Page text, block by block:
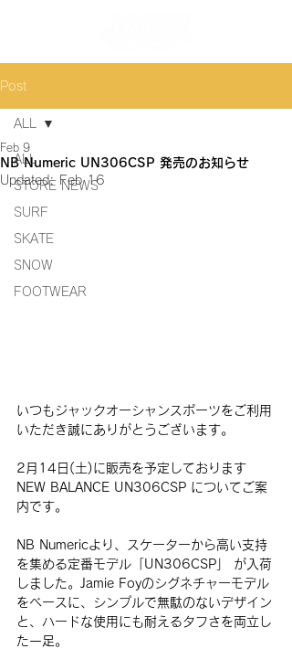
Post
ALL
STORE NEWS
SURF
SKATE
SNOW
FOOTWEAR
ALL
NB Numeric UN306CSP 発売のお知らせ
Feb 9
Updated: Feb 16
いつもジャックオーシャンスポーツをご利用
いただき誠にありがとうございます。
2月14日(土)に販売を予定しております
NEW BALANCE UN306CSP についてご案
内です。
NB Numericより、スケーターから高い支持
を集める定番モデル「UN306CSP」 が入荷
しました。Jamie Foyのシグネチャーモデル
をベースに、シンプルで無駄のないデザイン
と、ハードな使用にも耐えるタフさを両立し
た一足。